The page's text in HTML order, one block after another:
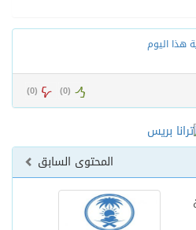
هذا اليوم
(
0
) (
0
)
المحتوى السابق